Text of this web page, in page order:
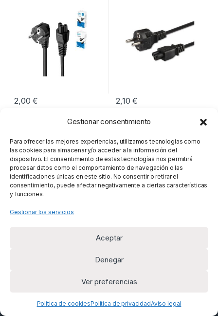
Gestionar consentimiento
Para ofrecer las mejores experiencias, utilizamos tecnologías como
las cookies para almacenar y/o acceder a la información del
dispositivo. El consentimiento de estas tecnologías nos permitirá
procesar datos como el comportamiento de navegación o las
identificaciones únicas en este sitio. No consentir o retirar el
consentimiento, puede afectar negativamente a ciertas características
y funciones.
Gestionar los servicios
Aceptar
Denegar
Ver preferencias
Política de cookiesPolítica de privacidadAviso legal
2,00€ 2,10€
Mostrando los 10 resultados
¿Alguna duda? Llámanos
+34 669 954 625